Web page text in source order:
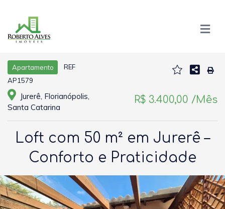
Apartamento
REF
AP1579
Jurerê, Florianópolis,
Santa Catarina
R$ 3.400,00 /Mês
Loft com 50 m² em Jurerê –
Conforto e Praticidade